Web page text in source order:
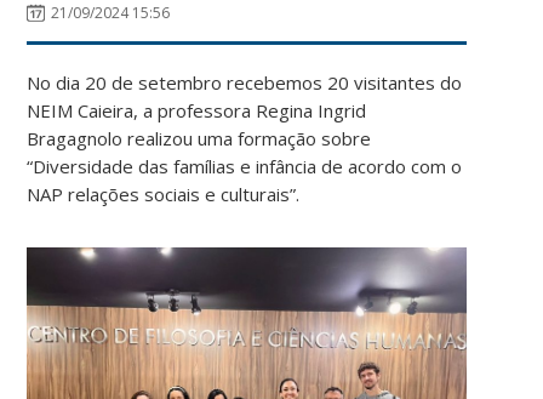
21/09/2024 15:56
No dia 20 de setembro recebemos 20 visitantes do
NEIM Caieira, a professora Regina Ingrid
Bragagnolo realizou uma formação sobre
“Diversidade das famílias e infância de acordo com o
NAP relações sociais e culturais”.